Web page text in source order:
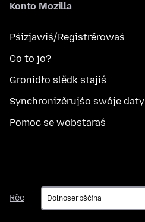
Konto Mozilla
Pśizjawiś/Registrěrowaś
Co to jo?
Gronidło slědk stajiś
Synchronizěrujśo swóje daty
Pomoc se wobstaraś
Rěc
Rěc